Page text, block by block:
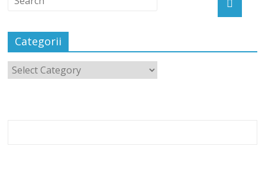
Categorii